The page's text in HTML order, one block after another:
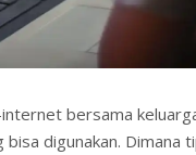
bersama
digunakan. Dimana